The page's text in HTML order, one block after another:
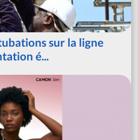
sur la ligne
é...